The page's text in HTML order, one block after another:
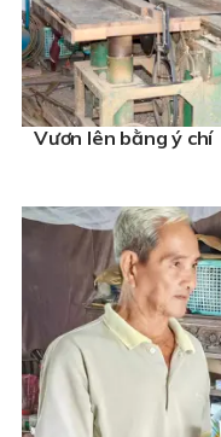
Vươn lên bằng ý chí